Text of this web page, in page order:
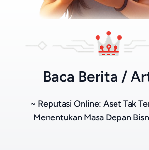
Baca Berita /
~ Reputasi Online: Aset Tak
Menentukan Masa Depan